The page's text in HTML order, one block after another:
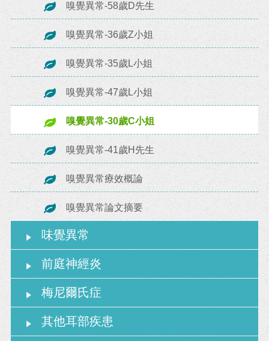
嗅覺異常-58歲D先生
嗅覺異常-36歲Z小姐
嗅覺異常-35歲L小姐
嗅覺異常-47歲L小姐
嗅覺異常-30歲C小姐
嗅覺異常-41歲H先生
嗅覺異常療效概論
嗅覺異常論文摘要
味覺異常
前庭神經炎
梅尼爾氏症
其他耳部疾患